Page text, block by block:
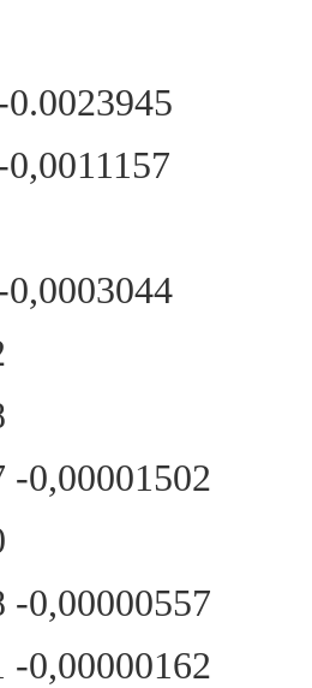
-0,00001502
-0,00000557
-0,00000162